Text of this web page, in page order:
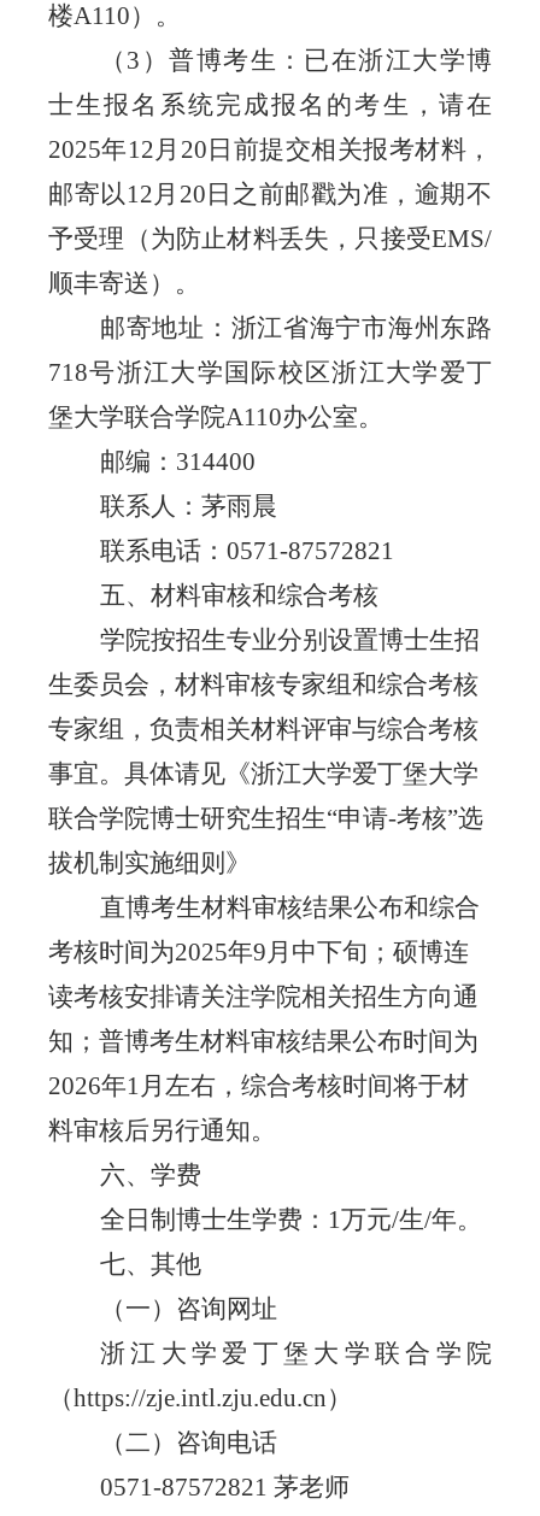
楼A110）。
（ 3）普博考生：已在浙江大学博
士生报名系统完成报名的考生，请在
2025年12月 20 日前提交相关报考材料，
邮寄以12月 20 日之前邮戳为准，逾期不
予受理（为防止材料丢失，只接受EMS/
顺丰寄送）。
邮寄地址：浙江省海宁市海州东路
718号浙江大学国际校区浙江大学爱丁
堡大学联合学院A110办公室。
邮编： 314400
联系人：茅雨晨
联系电话： 0571-87572821
五、材料审核和综合考核
学院按招生专业分别设置博士生招
生委员会，材料审核专家组和综合考核
专家组，负责相关材料评审与综合考核
事宜。具体请见《浙江大学爱丁堡大学
联合学院博士研究生招生“申请-考核”选
拔机制实施细则》
直博考生材料审核结果公布和综合
考核时间为2025年9月中下旬；硕博连
读考核安排请关注学院相关招生方向通
知；普博考生材料审核结果公布时间为
2026年1月左右，综合考核时间将于材
料审核后另行通知。
六、 学费
全日制博士生学费： 1万元/生/年。
七、其他
（一）咨询网址
浙江大学爱丁堡大学联合学院
（https://zje.intl.zju.edu.cn）
（二）咨询电话
0571-87572821 茅老师